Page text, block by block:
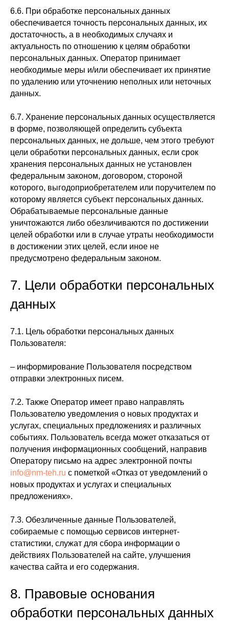
6.6. При обработке персональных данных
обеспечивается точность персональных данных, их
достаточность, а в необходимых случаях и
актуальность по отношению к целям обработки
персональных данных. Оператор принимает
необходимые меры и/или обеспечивает их принятие
по удалению или уточнению неполных или неточных
данных.
6.7. Хранение персональных данных осуществляется
в форме, позволяющей определить субъекта
персональных данных, не дольше, чем этого требуют
цели обработки персональных данных, если срок
хранения персональных данных не установлен
федеральным законом, договором, стороной
которого, выгодоприобретателем или поручителем по
которому является субъект персональных данных.
Обрабатываемые персональные данные
уничтожаются либо обезличиваются по достижении
целей обработки или в случае утраты необходимости
в достижении этих целей, если иное не
предусмотрено федеральным законом.
7. Цели обработки персональных
данных
7.1. Цель обработки персональных данных
Пользователя:
– информирование Пользователя посредством
отправки электронных писем.
7.2. Также Оператор имеет право направлять
Пользователю уведомления о новых продуктах и
услугах, специальных предложениях и различных
событиях. Пользователь всегда может отказаться от
получения информационных сообщений, направив
Оператору письмо на адрес электронной почты
info@nm-teh.ru с пометкой «Отказ от уведомлений о
новых продуктах и услугах и специальных
предложениях».
7.3. Обезличенные данные Пользователей,
собираемые с помощью сервисов интернет-
статистики, служат для сбора информации о
действиях Пользователей на сайте, улучшения
качества сайта и его содержания.
8. Правовые основания
обработки персональных данных